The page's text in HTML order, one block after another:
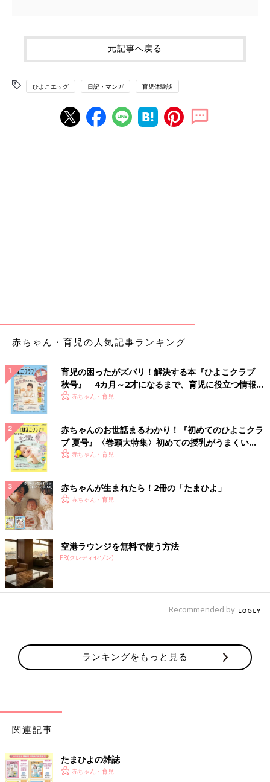
元記事へ戻る
ひよこエッグ 日記・マンガ 育児体験談
赤ちゃん・育児の人気記事ランキング
育児の困ったがズバリ！解決する本『ひよこクラブ
秋号』 4カ月～2才になるまで、育児に役立つ情報が
いっぱい！
赤ちゃん・育児
赤ちゃんのお世話まるわかり！『初めてのひよこクラ
ブ 夏号』〈巻頭大特集〉初めての授乳がうまくい
く！ おっぱい・ミルクの基本と夏のトラブル 解決テ
赤ちゃん・育児
赤ちゃんが生まれたら！2冊の「たまひよ」
赤ちゃん・育児
空港ラウンジを無料で使う方法
PR(クレディセゾン)
Recommended by
ランキングをもっと見る
関連記事
たまひよの雑誌
赤ちゃん・育児